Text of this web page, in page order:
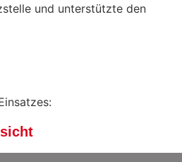
und unterstützte den